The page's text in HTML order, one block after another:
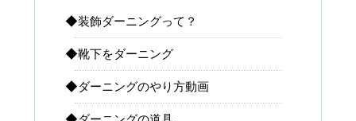
◆装飾ダーニングって？
◆靴下をダーニング
◆ダーニングのやり方動画